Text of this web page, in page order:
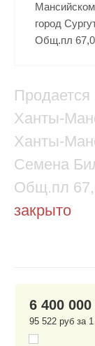
город
Общ.пл
Продается
Ханты-
Ханты-
Семена
Общ.пл
закрыто
6 400 000
95 522 руб за